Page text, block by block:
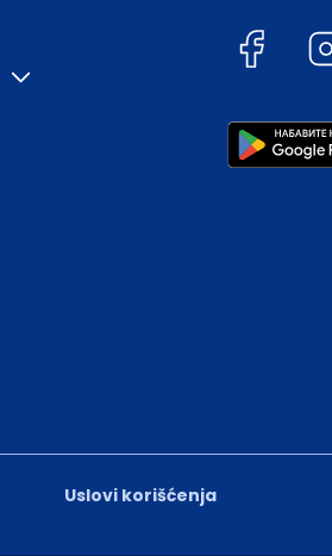
Uslovi korišćenja